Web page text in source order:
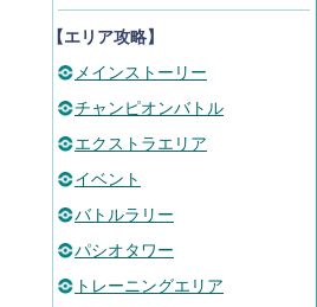
【エリア攻略】
メインストーリー
チャンピオンバトル
エクストラエリア
イベント
バトルラリー
パシオタワー
トレーニングエリア